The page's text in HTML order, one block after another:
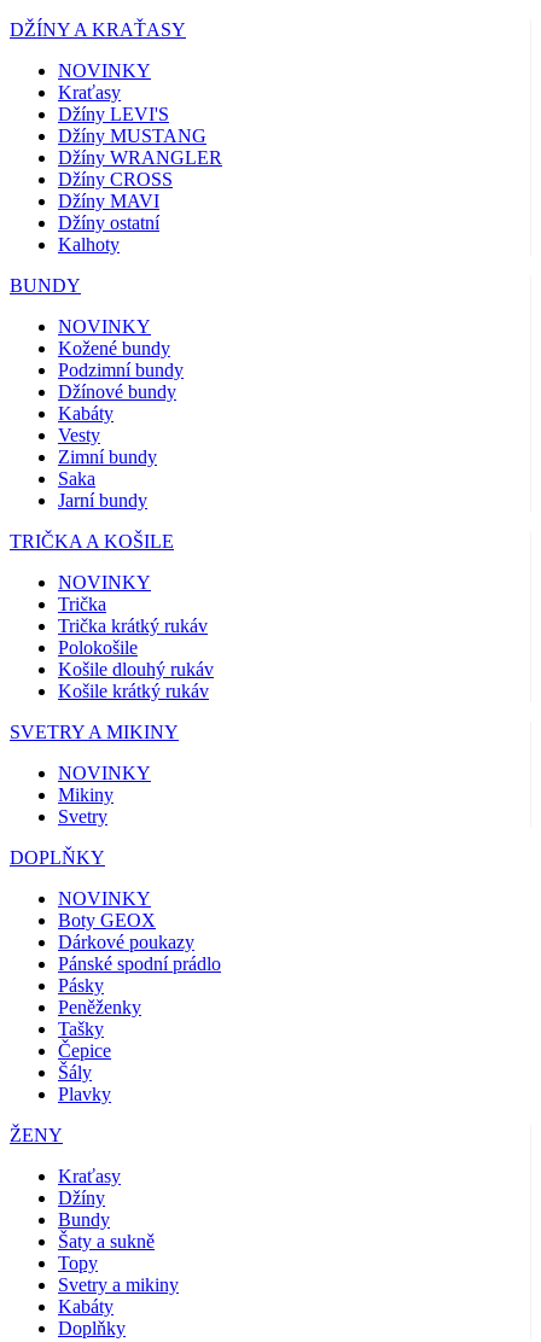
DŽÍNY A KRAŤASY
NOVINKY
Kraťasy
Džíny LEVI'S
Džíny MUSTANG
Džíny WRANGLER
Džíny CROSS
Džíny MAVI
Džíny ostatní
Kalhoty
BUNDY
NOVINKY
Kožené bundy
Podzimní bundy
Džínové bundy
Kabáty
Vesty
Zimní bundy
Saka
Jarní bundy
TRIČKA A KOŠILE
NOVINKY
Trička
Trička krátký rukáv
Polokošile
Košile dlouhý rukáv
Košile krátký rukáv
SVETRY A MIKINY
NOVINKY
Mikiny
Svetry
DOPLŇKY
NOVINKY
Boty GEOX
Dárkové poukazy
Pánské spodní prádlo
Pásky
Peněženky
Tašky
Čepice
Šály
Plavky
ŽENY
Kraťasy
Džíny
Bundy
Šaty a sukně
Topy
Svetry a mikiny
Kabáty
Doplňky